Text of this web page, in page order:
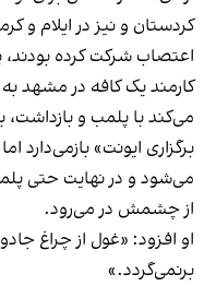
کردستان و نیز در ایلام و
اعتصاب شرکت کرده بودند،
کارمند یک کافه در مشهد
می‌کند با پلمب و بازداشت،
برگزاری ایونت» بازمی‌دارد
می‌شود و در نهایت حتی
از چشمش در می‌رود.
او افزود: «غول از چراغ
برنمی‎‌گردد.»